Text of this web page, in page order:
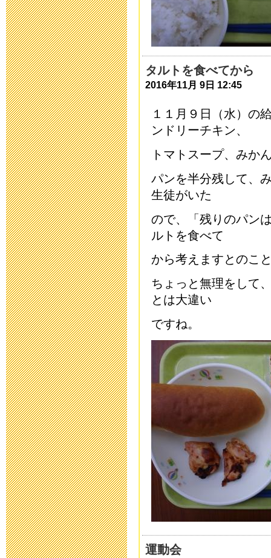
第31回公開研
た。
2018年2月15日
「第３１回
した
2017年12月13日
「第３１回
した
2017年6月 1日
中庭改修工事
2016年9月 7日
平成２９年度
2016年7月21日
中庭改修工事
2016年7月19日
平成27年度
開します
2016年5月10日
平成２８年度
2016年5月 9日
タルトを食べてから
2016年11月 9日 12:45
１１月９日（水）の
ンドリーチキン、
トマトスープ、みか
パンを半分残して、
生徒がいた
ので、
「残りのパン
ルトを食べて
から考えますとのこ
ちょっと無理をして
とは大違い
ですね。
運動会